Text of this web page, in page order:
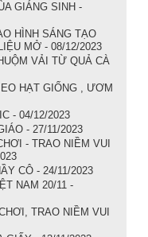
GIÁNG SINH -
HÌNH SÁNG TẠO
MỞ - 08/12/2023
VẢI TỪ QUẢ CÀ
HẠT GIỐNG , ƯƠM
- 04/12/2023
- 27/11/2023
- TRAO NIỀM VUI
CÔ - 24/11/2023
NAM 20/11 -
TRAO NIỀM VUI